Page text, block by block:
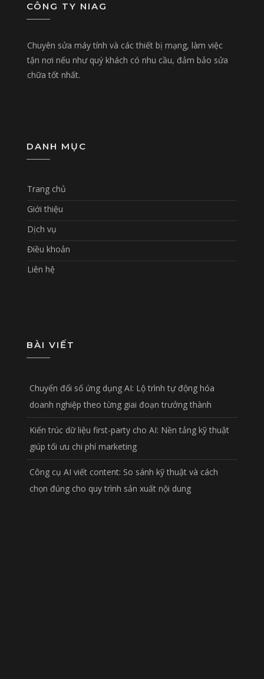
CÔNG TY NIAG
Chuyên sửa máy tính và các thiết bị mạng, làm việc
tận nơi nếu như quý khách có nhu cầu, đảm bảo sửa
chữa tốt nhất.
DANH MỤC
Trang chủ
Giới thiệu
Dịch vụ
Điều khoản
Liên hệ
BÀI VIẾT
Chuyển đổi số ứng dụng AI: Lộ trình tự động hóa
doanh nghiệp theo từng giai đoạn trưởng thành
Kiến trúc dữ liệu first-party cho AI: Nền tảng kỹ thuật
giúp tối ưu chi phí marketing
Công cụ AI viết content: So sánh kỹ thuật và cách
chọn đúng cho quy trình sản xuất nội dung